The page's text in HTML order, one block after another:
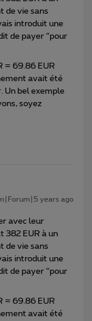
de vie sans
introduit une
de payer “pour
= 69.86 EUR
avait été
Un bel exemple
soyez
years ago
avec leur
382 EUR à un
de vie sans
introduit une
de payer “pour
= 69.86 EUR
avait été